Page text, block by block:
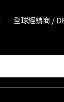
全球經銷商 /